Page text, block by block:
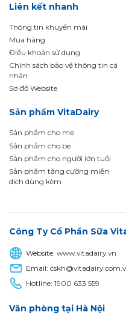
Liên kết nhanh
Thông tin khuyến mãi
Mua hàng
Điều khoản sử dụng
Chính sách bảo vệ thông tin cá
nhân
Sơ đồ Website
Sản phẩm VitaDairy
Sản phẩm cho mẹ
Sản phẩm cho bé
Sản phẩm cho người lớn tuổi
Sản phẩm tăng cường miễn
dịch dùng kèm
Công Ty Cổ Phần Sữa
Website:www.vitadairy.vn
Email:
Hotline:1900 633 559
Văn phòng tại Hà Nội